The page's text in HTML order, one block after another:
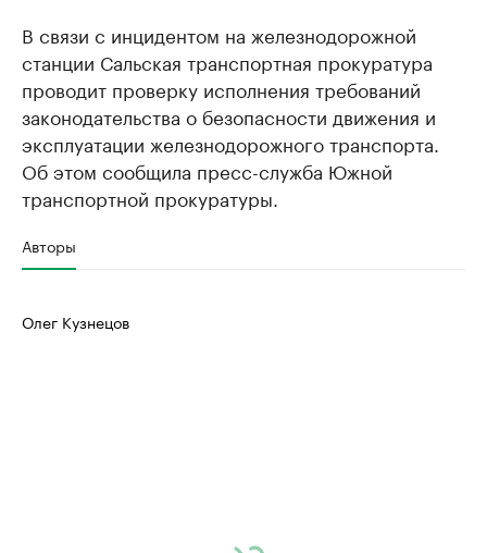
В связи с инцидентом на железнодорожной
станции Сальская транспортная прокуратура
проводит проверку исполнения требований
законодательства о безопасности движения и
эксплуатации железнодорожного транспорта.
Об этом сообщила пресс-служба Южной
транспортной прокуратуры.
Авторы
Олег Кузнецов